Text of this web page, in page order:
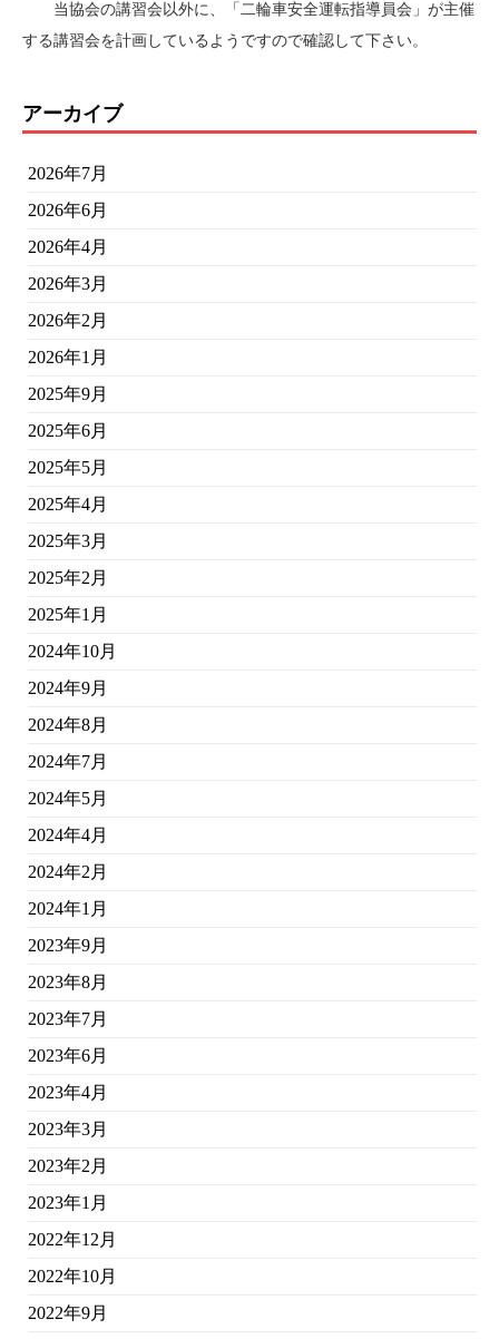
当協会の講習会以外に、「二輪車安全運転指導員会」が主催
する講習会を計画しているようですので確認して下さい。
アーカイブ
2026年7月
2026年6月
2026年4月
2026年3月
2026年2月
2026年1月
2025年9月
2025年6月
2025年5月
2025年4月
2025年3月
2025年2月
2025年1月
2024年10月
2024年9月
2024年8月
2024年7月
2024年5月
2024年4月
2024年2月
2024年1月
2023年9月
2023年8月
2023年7月
2023年6月
2023年4月
2023年3月
2023年2月
2023年1月
2022年12月
2022年10月
2022年9月